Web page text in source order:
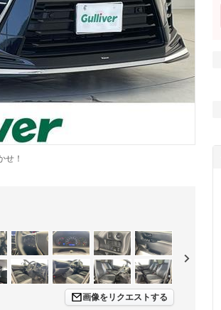
せ！
画像をリクエストする